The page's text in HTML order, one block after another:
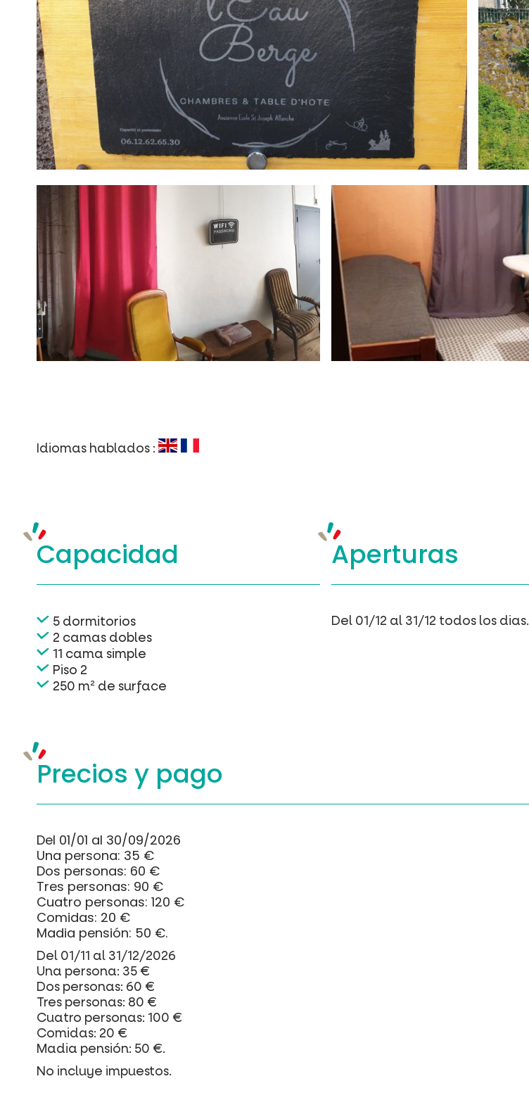
Idiomas hablados :
Capacidad
5 dormitorios
2 camas dobles
11 cama simple
Piso 2
250 m² de surface
Aperturas
Del 01/12 al 31/12 todos los dias.
Precios y pago
Del 01/01 al 30/09/2026
Una persona: 35 €
Dos personas: 60 €
Tres personas: 90 €
Cuatro personas: 120 €
Comidas: 20 €
Madia pensión: 50 €.
Del 01/11 al 31/12/2026
Una persona: 35 €
Dos personas: 60 €
Tres personas: 80 €
Cuatro personas: 100 €
Comidas: 20 €
Madia pensión: 50 €.
No incluye impuestos.